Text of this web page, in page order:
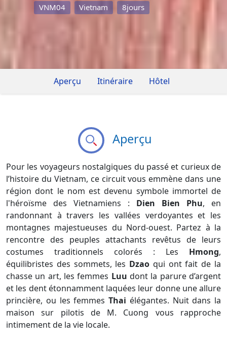
VNM04 Vietnam 8jours
Aperçu Itinéraire Hôtel
Aperçu
Pour les voyageurs nostalgiques du passé et curieux de
l’histoire du Vietnam, ce circuit vous emmène dans une
région dont le nom est devenu symbole immortel de
l'héroïsme des Vietnamiens : Dien Bien Phu, en
randonnant à travers les vallées verdoyantes et les
montagnes majestueuses du Nord-ouest. Partez à la
rencontre des peuples attachants revêtus de leurs
costumes traditionnels colorés : Les Hmong,
équilibristes des sommets, les Dzao qui ont fait de la
chasse un art, les femmes Luu dont la parure d’argent
et les dent étonnamment laquées leur donne une allure
princière, ou les femmes Thai élégantes. Nuit dans la
maison sur pilotis de M. Cuong vous rapproche
intimement de la vie locale.